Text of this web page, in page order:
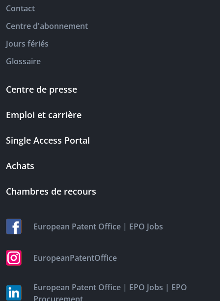
Contact
Centre d'abonnement
Jours fériés
Glossaire
Centre de presse
Emploi et carrière
Single Access Portal
Achats
Chambres de recours
European Patent Office | EPO Jobs
EuropeanPatentOffice
European Patent Office | EPO Jobs | EPO